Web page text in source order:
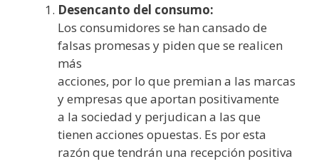
Desencanto del consumo:
Los consumidores se han cansado de
falsas promesas y piden que se realicen
más
acciones, por lo que premian a las marcas
y empresas que aportan positivamente
a la sociedad y perjudican a las que
tienen acciones opuestas. Es por esta
razón que tendrán una recepción positiva